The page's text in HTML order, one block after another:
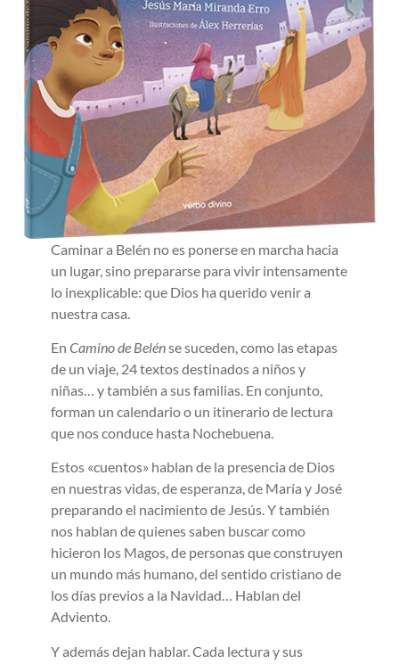
Caminar a Belén no es ponerse en marcha hacia
un lugar, sino prepararse para vivir intensamente
lo inexplicable: que Dios ha querido venir a
nuestra casa.
En Camino de Belénse suceden, como las etapas
de un viaje, 24 textos destinados a niños y
niñas… y también a sus familias. En conjunto,
forman un calendario o un itinerario de lectura
que nos conduce hasta Nochebuena.
Estos «cuentos» hablan de la presencia de Dios
en nuestras vidas, de esperanza, de María y José
preparando el nacimiento de Jesús. Y también
nos hablan de quienes saben buscar como
hicieron los Magos, de personas que construyen
un mundo más humano, del sentido cristiano de
los días previos a la Navidad… Hablan del
Adviento.
Y además dejan hablar. Cada lectura y sus